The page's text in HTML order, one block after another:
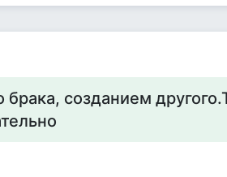
созданием